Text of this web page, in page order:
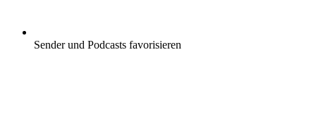
Sender und Podcasts favorisieren